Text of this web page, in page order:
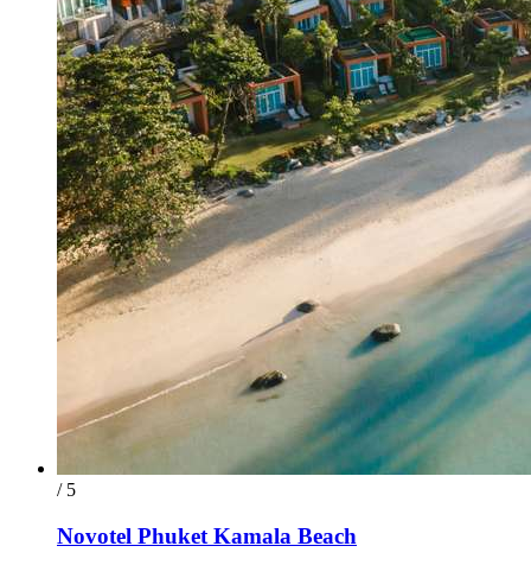
/ 5
Novotel Phuket Kamala Beach